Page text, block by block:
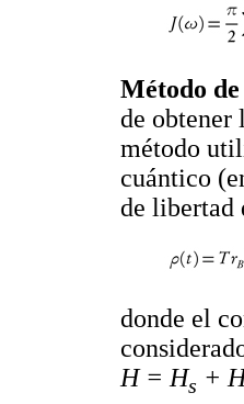
Método
de obtener
método
cuántico
de libertad
donde el
H = Hs +